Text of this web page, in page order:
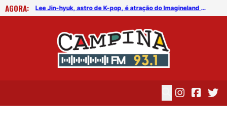
AGORA:
FICG trará Diogo Nogueira, Othon Bastos, Kell Smith e Antônio Nóbrega Lee Jin-hyuk, astro de K-pop, é atração do Imagineland On The Road 2026